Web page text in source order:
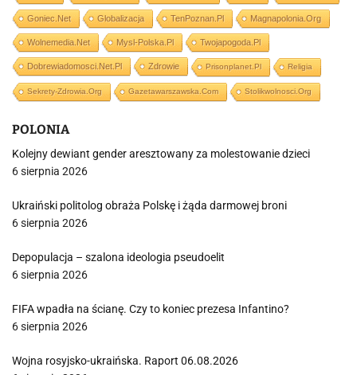
Goniec.net Globalizacja TenPoznan.pl Magnapolonia.org
Wolnemedia.net Mysl-Polska.pl Twojapogoda.pl
Dobrewiadomosci.net.pl Zdrowie Prisonplanet.pl Religia
Sekrety-Zdrowia.org Gazetawarszawska.com Stolikwolnosci.org
POLONIA
Kolejny dewiant gender aresztowany za molestowanie dzieci
6 sierpnia 2026
Ukraiński politolog obraża Polskę i żąda darmowej broni
6 sierpnia 2026
Depopulacja – szalona ideologia pseudoelit
6 sierpnia 2026
FIFA wpadła na ścianę. Czy to koniec prezesa Infantino?
6 sierpnia 2026
Wojna rosyjsko-ukraińska. Raport 06.08.2026